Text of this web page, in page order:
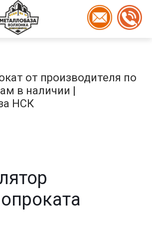
от производителя по
в наличии |
НСК